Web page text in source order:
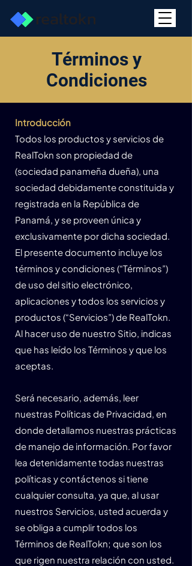
Términos y
Condiciones
Introducción
Todos los productos y servicios de
RealTokn son propiedad de
(sociedad panameña dueña), una
sociedad debidamente constituida y
registrada en la República de
Panamá, y se proveen única y
exclusivamente por dicha sociedad.
El presente documento incluye los
términos y condiciones (“Términos”)
de uso del sitio electrónico,
aplicaciones y todos los servicios y
productos (“Servicios”) de RealTokn.
Al hacer uso de nuestro Sitio, indicas
que has leído los Términos y que los
aceptas.
Será necesario, además, leer
nuestras Políticas de Privacidad, en
donde detallamos nuestras prácticas
de manejo de información. Por favor
lea detenidamente todas nuestras
políticas y contáctenos si tiene
cualquier consulta, ya que, al usar
nuestros Servicios, usted acuerda y
se obliga a cumplir todos los
Términos de RealTokn; que son los
que rigen nuestra relación con usted.